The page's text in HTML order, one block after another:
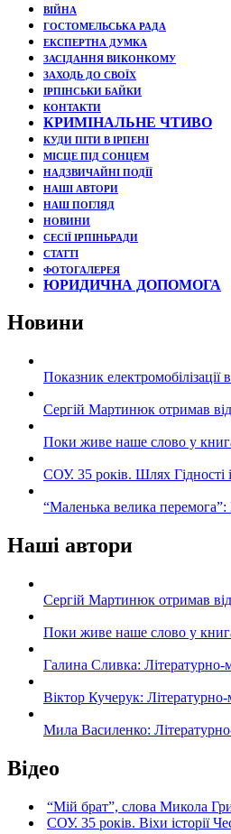
ВІЙНА
ГОСТОМЕЛЬСЬКА РАДА
ЕКСПЕРТНА ДУМКА
ЗАСІДАННЯ ВИКОНКОМУ
ЗАХОДЬ ДО СВОЇХ
ІРПІНСЬКИ БАЙКИ
КОНТАКТИ
КРИМІНАЛЬНЕ ЧТИВО
КУДИ ПІТИ В ІРПЕНІ
МІСЦЕ ПІД СОНЦЕМ
НАДЗВИЧАЙНІ ПОДЇЇ
НАШІ АВТОРИ
НАШ ПОГЛЯД
НОВИНИ
СЕСІЇ ІРПІНЬРАДИ
СТАТТІ
ФОТОГАЛЕРЕЯ
ЮРИДИЧНА ДОПОМОГА
Новини
Показник електромобілізації
Сергій Мартинюк отримав
Поки живе наше слово у
СОУ. 35 років. Шлях Гідності
“Маленька велика
Наші автори
Сергій Мартинюк отримав
Поки живе наше слово у
Галина Сливка: Літературно-
Віктор Кучерук: Літературно-
Мила Василенко:
Відео
“Мій брат”, слова Микола
СОУ. 35 років. Віхи історії